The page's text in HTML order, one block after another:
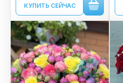
КУПИТЬ СЕЙЧАС